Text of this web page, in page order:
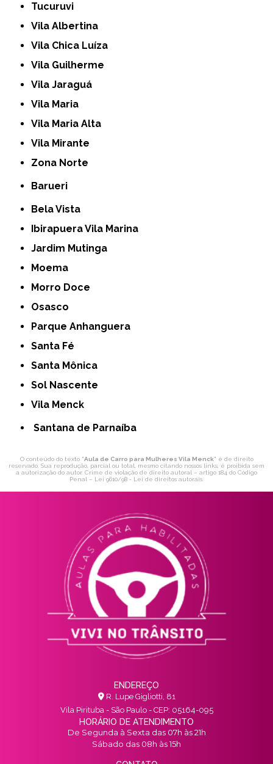
Tucuruvi
Vila Albertina
Vila Chica Luíza
Vila Guilherme
Vila Jaraguá
Vila Maria
Vila Maria Alta
Vila Mirante
Zona Norte
Barueri
Bela Vista
Ibirapuera Vila Marina
Jardim Mutinga
Moema
Morro Doce
Osasco
Parque Anhanguera
Santa Fé
Santa Mônica
Sol Nascente
Vila Menck
Santana de Parnaíba
O conteúdo do texto "Aula de Carro para Mulheres Vila Menck" é de direito
reservado. Sua reprodução, parcial ou total, mesmo citando nossos links, é proibida sem
a autorização do autor. Crime de violação de direito autoral – artigo 184 do Código
Penal – Lei 9610/98 - Lei de direitos autorais.
ENDEREÇO
R. Lupe Gigliotti, 81
Vila Pirituba - São Paulo - CEP: 05164-095
HORÁRIO DE ATENDIMENTO
De Segunda à Sexta das 07h às 21h
Sábado das 08h às 15h